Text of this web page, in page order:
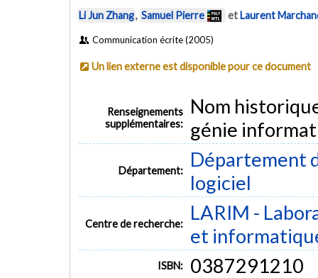
Li Jun Zhang, Samuel Pierre etLaurent
Communication écrite (2005)
Un lien externe est disponible pour ce document
Renseignements
supplémentaires:
Nom
génie
Département:
Département
logiciel
Centre de recherche:
LARIM -
et
ISBN: 0387291210